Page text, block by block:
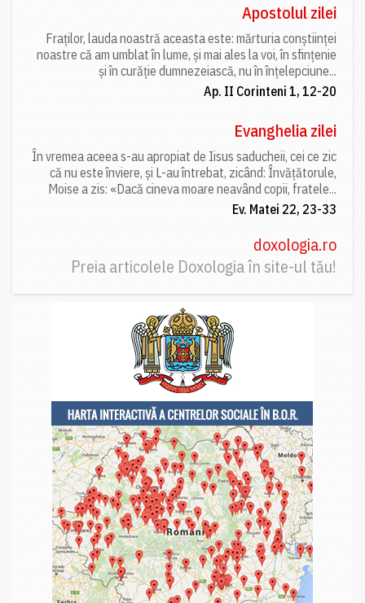
Apostolul zilei
Fraților, lauda noastră aceasta este: mărturia conștiinței
noastre că am umblat în lume, și mai ales la voi, în sfințenie
și în curăție dumnezeiască, nu în înțelepciune...
Ap. II Corinteni 1, 12-20
Evanghelia zilei
În vremea aceea s-au apropiat de Iisus saducheii, cei ce zic
că nu este înviere, și L-au întrebat, zicând: Învățătorule,
Moise a zis: «Dacă cineva moare neavând copii, fratele...
Ev. Matei 22, 23-33
doxologia.ro
Preia articolele Doxologia în site-ul tău!